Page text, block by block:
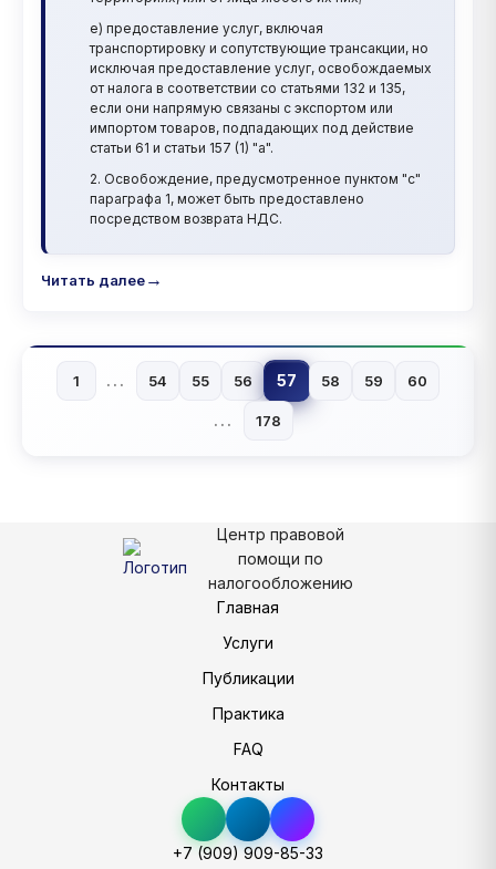
e) предоставление услуг, включая
транспортировку и сопутствующие трансакции, но
исключая предоставление услуг, освобождаемых
от налога в соответствии со статьями 132 и 135,
если они напрямую связаны с экспортом или
импортом товаров, подпадающих под действие
статьи 61 и статьи 157 (1) "a".
2. Освобождение, предусмотренное пунктом "c"
параграфа 1, может быть предоставлено
посредством возврата НДС.
Читать далее
1 ... 54 55 56 57 58 59 60
... 178
Центр правовой
помощи по
налогообложению
Главная
Услуги
Публикации
Практика
FAQ
Контакты
+7 (909) 909-85-33